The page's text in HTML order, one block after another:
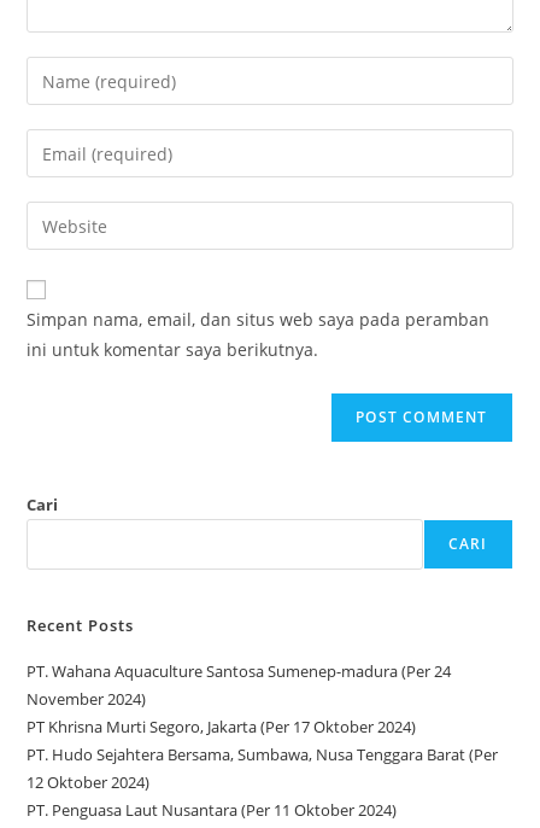
Simpan nama, email, dan situs web saya pada peramban
ini untuk komentar saya berikutnya.
Cari
CARI
Recent Posts
PT. Wahana Aquaculture Santosa Sumenep-madura (Per 24
November 2024)
PT Khrisna Murti Segoro, Jakarta (Per 17 Oktober 2024)
PT. Hudo Sejahtera Bersama, Sumbawa, Nusa Tenggara Barat (Per
12 Oktober 2024)
PT. Penguasa Laut Nusantara (Per 11 Oktober 2024)